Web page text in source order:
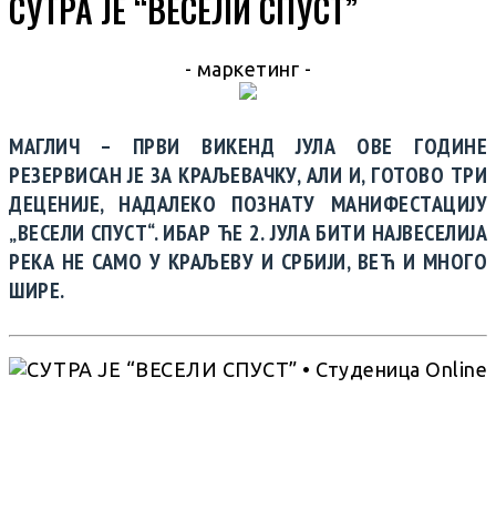
- маркетинг -
МАГЛИЧ – ПРВИ ВИКЕНД ЈУЛА ОВЕ ГОДИНЕ
РЕЗЕРВИСАН ЈЕ ЗА КРАЉЕВАЧКУ, АЛИ И, ГОТОВО ТРИ
ДЕЦЕНИЈЕ, НАДАЛЕКО ПОЗНАТУ МАНИФЕСТАЦИЈУ
„ВЕСЕЛИ СПУСТ“. ИБАР ЋЕ 2. ЈУЛА БИТИ НАЈВЕСЕЛИЈА
РЕКА НЕ САМО У КРАЉЕВУ И СРБИЈИ, ВЕЋ И МНОГО
ШИРЕ.